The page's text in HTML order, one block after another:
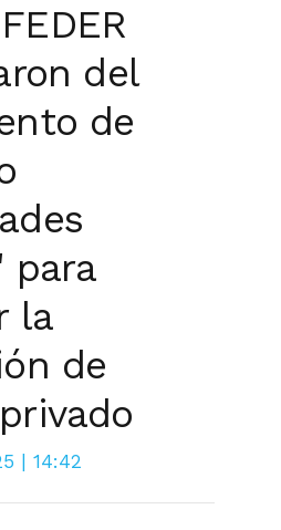
del
de
para
la
de
| 14:42